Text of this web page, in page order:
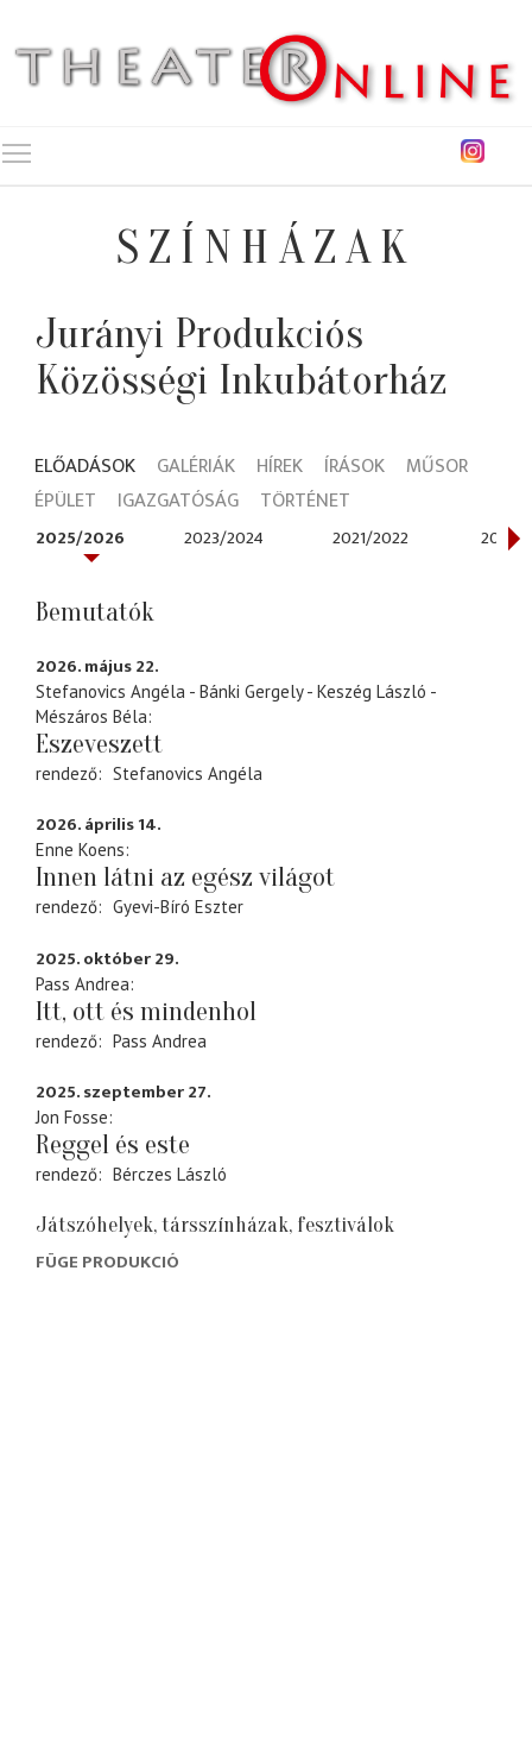
SZÍNHÁZAK
Jurányi Produkciós
Közösségi Inkubátorház
ELŐADÁSOK GALÉRIÁK HÍREK ÍRÁSOK
MŰSOR
ÉPÜLET
IGAZGATÓSÁG TÖRTÉNET
2025/2026 2023/2024 2021/2022 2020/
Bemutatók
2026. május 22.
Stefanovics Angéla - Bánki Gergely - Keszég László -
Mészáros Béla
Eszeveszett
rendező Stefanovics Angéla
2026. április 14.
Enne Koens
Innen látni az egész világot
rendező Gyevi-Bíró Eszter
2025. október 29.
Pass Andrea
Itt, ott és mindenhol
rendező Pass Andrea
2025. szeptember 27.
Jon Fosse
Reggel és este
rendező Bérczes László
Játszóhelyek, társszínházak, fesztiválok
FÜGE PRODUKCIÓ